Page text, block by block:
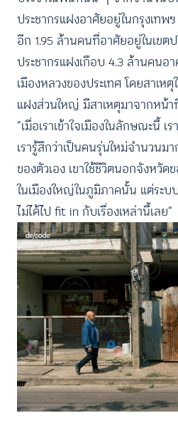
ประชากรแฝงอาศัยอยู่ในกรุงเทพ
อีก 1.95 ล้านคนที่อาศัยอยู่ในเขต
ประชากรแฝงเกือบ 4.3 ล้านคนอ
เมืองหลวงของประเทศ โดยสาเห
แฝงส่วนใหญ่ มีสาเหตุมาจากหน้า
“เมื่อเราเข้าใจเมืองในลักษณะนี้ เ
เรารู้สึกว่าเป็นคนรุ่นใหม่จำนวนม
ของตัวเอง เขาใช้ชีวิตนอกจังหวัดข
ในเมืองใหญ่ในภูมิภาคนั้น แต่ระบ
ไม่ได้ไป fit in กับเรื่องเหล่านี้เลย”